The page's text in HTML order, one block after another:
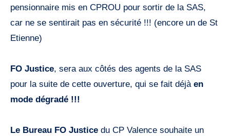
pensionnaire mis en CPROU pour sortir de la SAS,
car ne se sentirait pas en sécurité !!! (encore un de St
Etienne)
FO Justice, sera aux côtés des agents de la SAS
pour la suite de cette ouverture, qui se fait déjà en
mode dégradé !!!
Le Bureau FO Justice du CP Valence souhaite un